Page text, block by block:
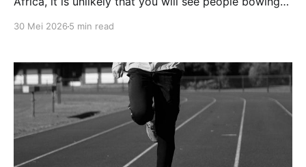
before an image of some deity.
30 Mei 2026 5 min read